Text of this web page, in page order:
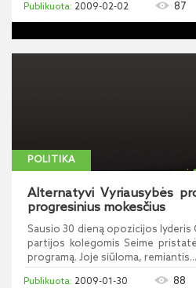
2009-02-02 87
POLITIKA
Alternatyvi Vyriausybės
progresinius mokesčius
Sausio 30 dieną opozicijos lyderis
partijos kolegomis Seime
programą. Joje siūloma, remiantis...
2009-01-30 88